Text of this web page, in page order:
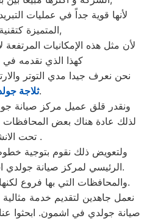
لأنها قوية جداً في عمليات
المتميزة كتقنية الانفلتر,
لأن مثل هذه الإمكانيات المرتفعة
كهذا الذي نقدمه
نحن نعرف جيدا مدي التوتر
ثلاجة.
لذلك عادة هناك بعض المحافظات
تحت الانشاء .
ولتعويض ذلك نقوم بتوجية
الرئيسي لمركز صيانة جولدي اشمون لتلك المحافظات.
والمحافظات التي بها فروع لكنها ذات كثافة سكانية عالية.
صيانة جولدي في اشمون. ابحثوا